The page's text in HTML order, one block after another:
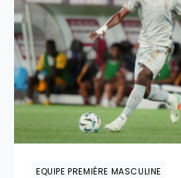
EQUIPE PREMIÈRE MASCULINE